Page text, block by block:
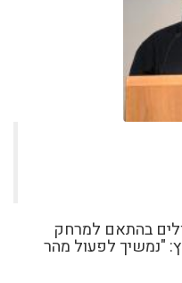
בהתאם למרחק
"נמשיך לפעול מהר